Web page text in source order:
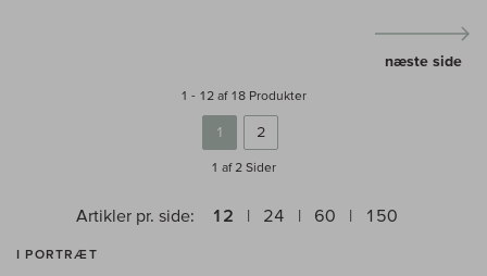
1 - 12 af 18 Produkter
1 2
næste side
1 af 2 Sider
Artikler pr. side: 12 24 60 150
I PORTRÆT